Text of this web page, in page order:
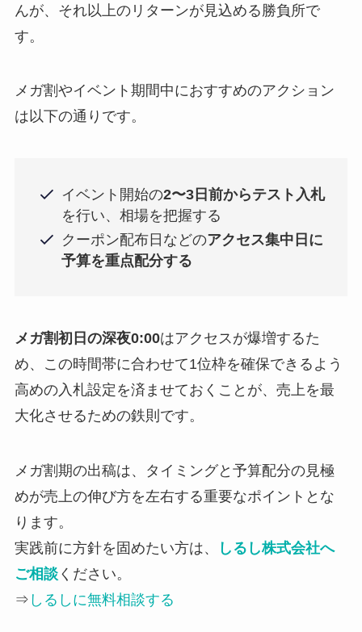
んが、それ以上のリターンが見込める勝負所で
す。
メガ割やイベント期間中におすすめのアクション
は以下の通りです。
イベント開始の2〜3日前からテスト入札
を行い、相場を把握する
クーポン配布日などのアクセス集中日に
予算を重点配分する
メガ割初日の深夜0:00はアクセスが爆増するた
め、この時間帯に合わせて1位枠を確保できるよう
高めの入札設定を済ませておくことが、売上を最
大化させるための鉄則です。
メガ割期の出稿は、タイミングと予算配分の見極
めが売上の伸び方を左右する重要なポイントとな
ります。
実践前に方針を固めたい方は、
しるし株式会社へ
ご相談ください。
⇒ しるしに無料相談する